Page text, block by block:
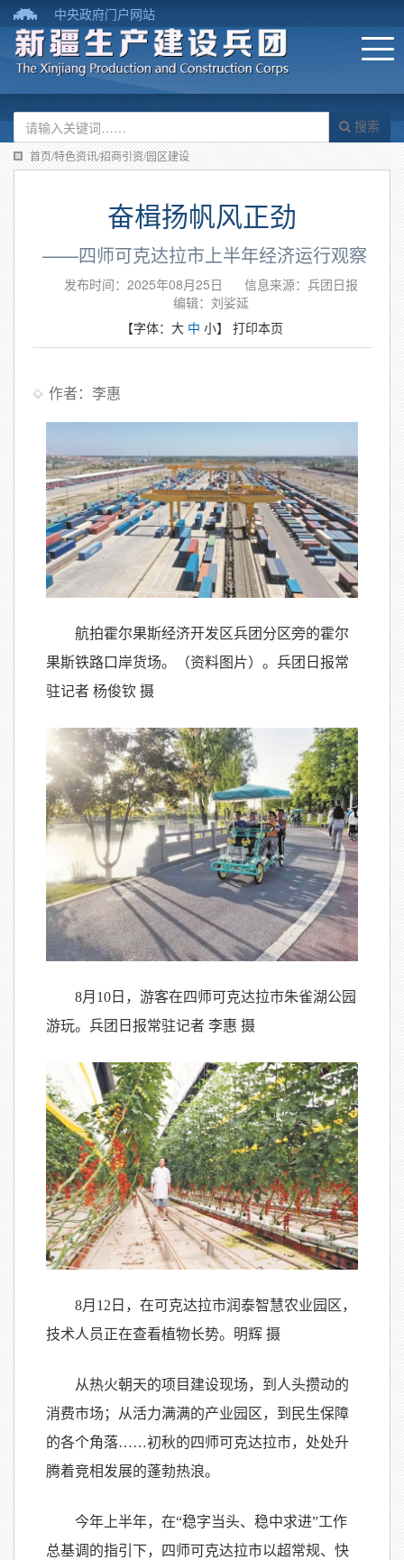
中央政府门户网站
搜索
首页/特色资讯/招商引资/园区建设
奋楫扬帆风正劲
​ ——四师可克达拉市上半年经济运行观察
发布时间：2025年08月25日
信息来源：兵团日报
编辑：刘娑延
【字体： 大 中 小】 打印本页
作者：李惠
航拍霍尔果斯经济开发区兵团分区旁的霍尔
果斯铁路口岸货场。（资料图片）。兵团日报常
驻记者 杨俊钦 摄
8月10日，游客在四师可克达拉市朱雀湖公园
游玩。兵团日报常驻记者 李惠 摄
8月12日，在可克达拉市润泰智慧农业园区，
技术人员正在查看植物长势。明辉 摄
从热火朝天的项目建设现场，到人头攒动的
消费市场；从活力满满的产业园区，到民生保障
的各个角落……初秋的四师可克达拉市，处处升
腾着竞相发展的蓬勃热浪。
今年上半年，在“稳字当头、稳中求进”工作
总基调的指引下，四师可克达拉市以超常规、快